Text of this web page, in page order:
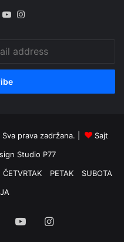
X YouTube
prava zadržana. |
Sajt
Studio P77
ČETVRTAK PETAK
SUBOTA
YouTubeInstagram